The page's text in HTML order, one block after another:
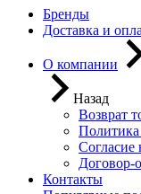
Бренды
Доставка и
О компании
Назад
Возврат
Политика
Согласие
Договор-
Контакты